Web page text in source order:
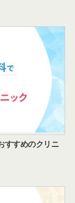
すすめのクリニ